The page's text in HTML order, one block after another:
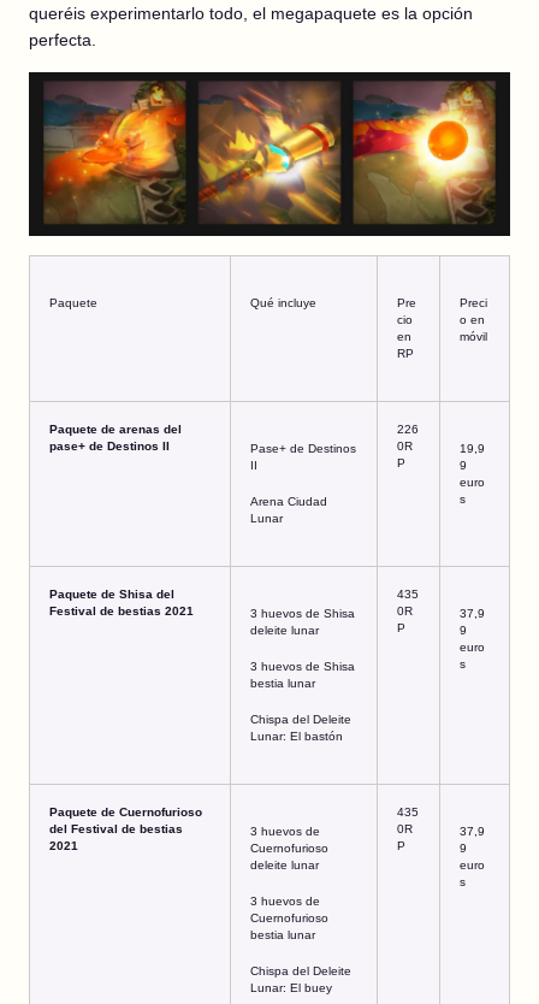
queréis experimentarlo todo, el megapaquete es la opción
perfecta.
Paquete Qué incluye
Pre
cio
en
RP
Preci
o en
móvil
Paquete de arenas del
pase+ de Destinos II
Pase+ de Destinos
II
Arena Ciudad
Lunar
226
0R
P
19,9
9
euro
s
Paquete de Shisa del
Festival de bestias 2021
3 huevos de Shisa
deleite lunar
3 huevos de Shisa
bestia lunar
Chispa del Deleite
Lunar: El bastón
435
0R
P
37,9
9
euro
s
Paquete de Cuernofurioso
del Festival de bestias
2021
3 huevos de
Cuernofurioso
deleite lunar
3 huevos de
Cuernofurioso
bestia lunar
Chispa del Deleite
Lunar: El buey
435
0R
P
37,9
9
euro
s